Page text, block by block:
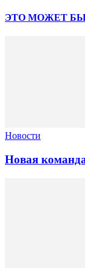
ЭТО МОЖЕТ
Новости
Новая